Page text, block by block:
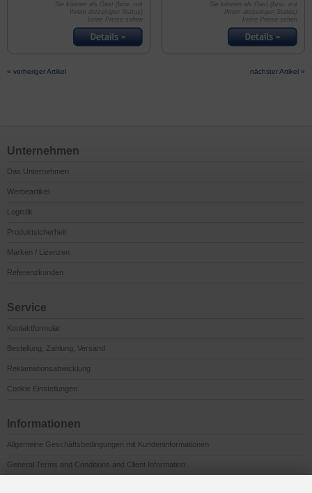
Sie können als Gast (bzw. mit
Ihrem derzeitigen Status)
keine Preise sehen
Sie können als Gast (bzw. mit
Ihrem derzeitigen Status)
keine Preise sehen
« vorheriger Artikel nächster Artikel »
Unternehmen
Das Unternehmen
Werbeartikel
Logistik
Produktsicherheit
Marken / Lizenzen
Referenzkunden
Service
Kontaktformular
Bestellung, Zahlung, Versand
Reklamationsabwicklung
Cookie Einstellungen
Informationen
Allgemeine Geschäftsbedingungen mit Kundeninformationen
General Terms and Conditions and Client Information